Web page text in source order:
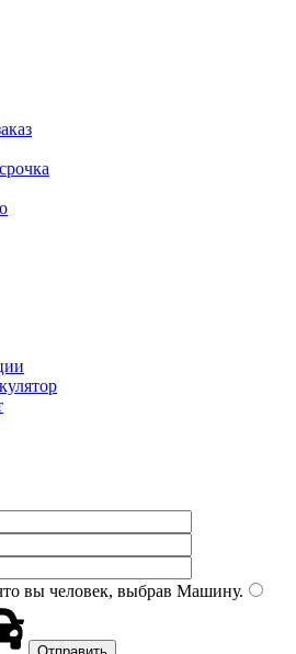
вы человек, выбрав Машину.